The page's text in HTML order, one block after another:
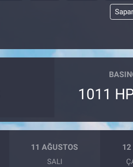
1011
11 AĞUSTOS
SALI
12